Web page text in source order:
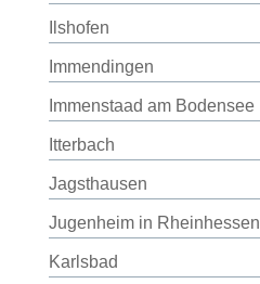
Ilshofen
Immendingen
Immenstaad am Bodensee
Itterbach
Jagsthausen
Jugenheim in Rheinhessen
Karlsbad